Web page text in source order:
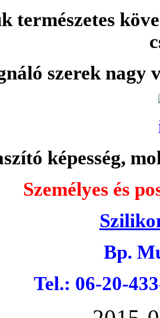
természetes
szerek
képesség,
Személyes és
Bp.
Tel.: 06-20-